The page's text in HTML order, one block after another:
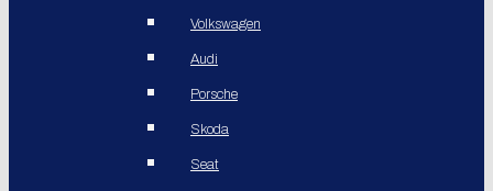
Volkswagen
Audi
Porsche
Skoda
Seat